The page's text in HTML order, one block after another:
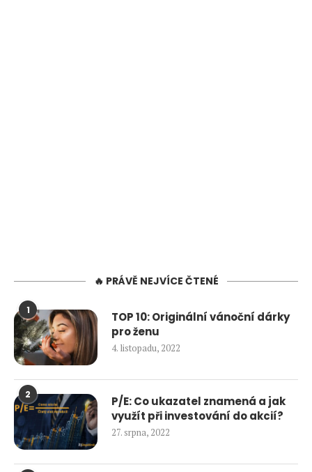
🔥 PRÁVĚ NEJVÍCE ČTENÉ
1
TOP 10: Originální vánoční dárky
pro ženu
4. listopadu, 2022
2
P/E: Co ukazatel znamená a jak
využít při investování do akcií?
27. srpna, 2022